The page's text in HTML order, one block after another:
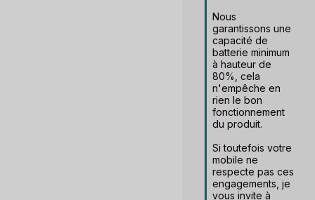
Nous
garantissons une
capacité de
batterie minimum
à hauteur de
80%, cela
n'empêche en
rien le bon
fonctionnement
du produit.
Si toutefois votre
mobile ne
respecte pas ces
engagements, je
vous invite à